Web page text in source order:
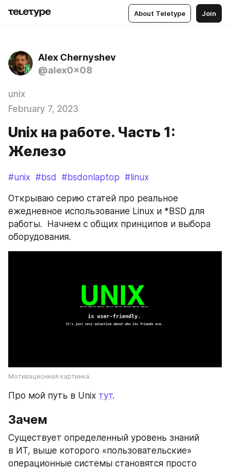
About Teletype Join
Alex Chernyshev
@alex0x08
unix
February 7, 2023
Unix на работе. Часть 1:
Железо
#unix #bsd #bsdonlaptop #linux
Открываю серию статей про реальное
ежедневное использование Linux и *BSD для
работы.  Начнем с общих принципов и выбора
оборудования.
Мотивационная картинка.
Про мой путь в Unix тут.
Зачем
Существует определенный уровень знаний
в ИТ, выше которого «пользовательские»
операционные системы становятся просто